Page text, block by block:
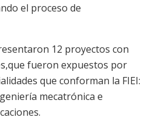
el proceso de
12 proyectos con
fueron expuestos por
que conforman la FIEI:
mecatrónica e